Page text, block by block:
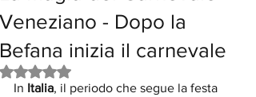
Veneziano - Dopo la
Befana inizia il carnevale
Valutazione NaN stelle su 5.
In Italia, il periodo che segue la festa